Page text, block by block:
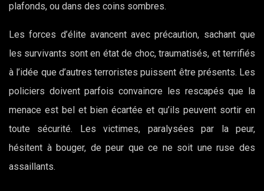
plafonds, ou dans des coins sombres.
Les forces d’élite avancent avec précaution, sachant que
les survivants sont en état de choc, traumatisés, et terrifiés
à l’idée que d’autres terroristes puissent être présents. Les
policiers doivent parfois convaincre les rescapés que la
menace est bel et bien écartée et qu’ils peuvent sortir en
toute sécurité. Les victimes, paralysées par la peur,
hésitent à bouger, de peur que ce ne soit une ruse des
assaillants.